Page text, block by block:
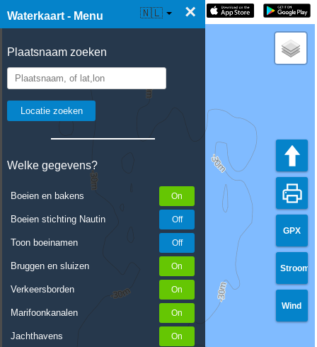
Waterkaart - Menu ×
Plaatsnaam zoeken
Welke gegevens?
Boeien en bakens
Boeien stichting Nautin
Toon boeinamen
Bruggen en sluizen
Verkeersborden
Marifoonkanalen
Jachthavens
☰ Waterkaart Live 🇳🇱
GPX
Stroom
Wind